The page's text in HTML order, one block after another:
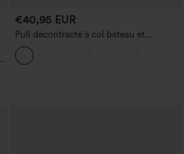
€40,95 EUR
Pull décontracté à col bateau et
manches chauve-souris